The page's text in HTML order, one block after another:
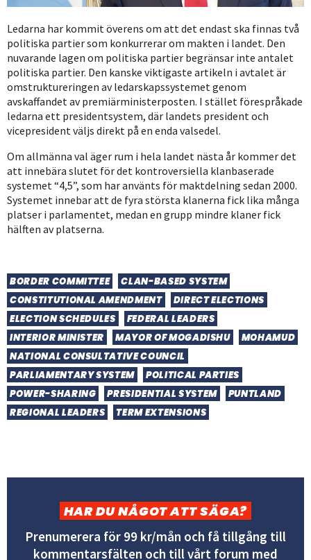
Ledarna har kommit överens om att det endast ska finnas två
politiska partier som konkurrerar om makten i landet. Den
nuvarande lagen om politiska partier begränsar inte antalet
politiska partier. Den kanske viktigaste artikeln i avtalet är
omstruktureringen av ledarskapssystemet genom
avskaffandet av premiärministerposten. I stället förespråkade
ledarna ett presidentsystem, där landets president och
vicepresident väljs direkt på en enda valsedel.
Om allmänna val äger rum i hela landet nästa år kommer det
att innebära slutet för det kontroversiella klanbaserade
systemet “4,5”, som har använts för maktdelning sedan 2000.
Systemet innebar att de fyra största klanerna fick lika många
platser i parlamentet, medan en grupp mindre klaner fick
hälften av platserna.
BORDER COMMITTEE
CLAN-BASED SYSTEM
CONSTITUTIONAL AMENDMENT
DIRECT ELECTIONS
ELECTION SCHEDULES
FEDERAL LEADERS
INTERIOR MINISTER
MAYOR OF MOGADISHU
MOHAMUD
NATIONAL CONSULTATIVE COUNCIL
PARLIAMENTARY SYSTEM
POLITICAL PARTIES
POWER-SHARING
PRESIDENTIAL SYSTEM
PUNTLAND
REGIONAL LEADERS
TERM EXTENSIONS
HAR DU NÅGOT ATT SÄGA?
Prenumerera för 99 kr/mån och få tillgång till
kommentarsfälten och till vårt forum med